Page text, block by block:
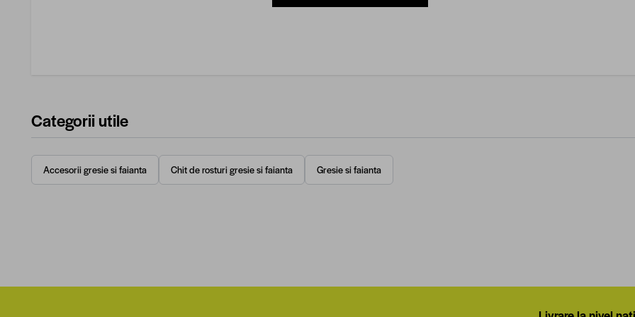
Categorii utile
Accesorii gresie si faianta Chit de rosturi gresie si faianta Gresie si faianta